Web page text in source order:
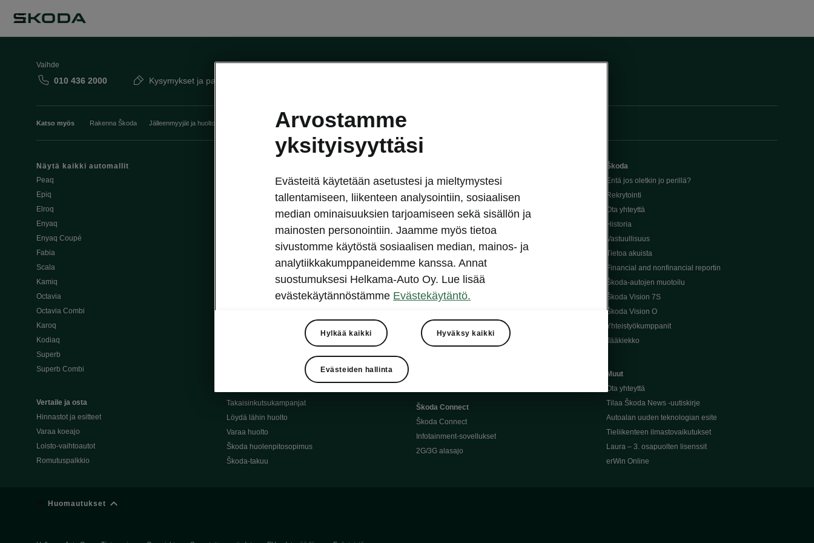
Vaihde
010 436 2000 Kysymykset ja palaute
Katso myös Rakenna Škoda Jälleenmyyjät ja huolto Heti vapaat Škoda-mallit Käyttöohjeet Škoda Shop
Näytä kaikki automallit
Peaq
Epiq
Elroq
Enyaq
Enyaq Coupé
Fabia
Scala
Kamiq
Octavia
Octavia Combi
Karoq
Kodiaq
Superb
Superb Combi
Vertaile ja osta
Hinnastot ja esitteet
Varaa koeajo
Loisto-vaihtoautot
Romutuspalkkio
Osta Škoda verkossa
Škoda Yksityisleasing
Škodan Vakuutus
Škoda 4×4 -mallit
Škoda-katumaasturimallit
Alkuperäiset Škoda-varaosat
Alkuperäiset Škoda-moottoriöljyt
Takaisinkutsukampanjat
Löydä lähin huolto
Varaa huolto
Škoda huolenpitosopimus
Škoda-takuu
Avustinjärjestelmät
Sähköautot ja hybridit
Sähköautot ja hybridit
Ladattavat hybridit
Vinkkejä sähköautoiluun
Ajoakku ja turvallisuus
Ohjelmiston päivitys
Kotilataus
Latauspisteet kartalla
Škoda Connect
Škoda Connect
Infotainment-sovellukset
2G/3G alasajo
Škoda
Entä jos oletkin jo perillä?
Rekrytointi
Ota yhteyttä
Historia
Vastuullisuus
Tietoa akuista
Financial and nonfinancial reportin
Škoda-autojen muotoilu
Škoda Vision 7S
Škoda Vision O
Yhteistyökumppanit
Jääkiekko
Muut
Ota yhteyttä
Tilaa Škoda News -uutiskirje
Autoalan uuden teknologian esite
Tieliikenteen ilmastovaikutukset
Laura – 3. osapuolten lisenssit
erWin Online
Huomautukset
Arvostamme
yksityisyyttäsi
Evästeitä käytetään asetustesi ja mieltymystesi
tallentamiseen, liikenteen analysointiin, sosiaalisen
median ominaisuuksien tarjoamiseen sekä sisällön ja
mainosten personointiin. Jaamme myös tietoa
sivustomme käytöstä sosiaalisen median, mainos- ja
analytiikkakumppaneidemme kanssa. Annat
suostumuksesi Helkama-Auto Oy. Lue lisää
evästekäytännöstämme Evästekäytäntö.
Hylkää kaikki Hyväksy kaikki
Evästeiden hallinta